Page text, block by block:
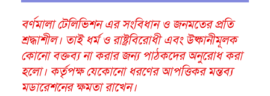
বর্ণমালা টেলিভিশন এর সংবিধান ও জনমতের প্রতি
শ্রদ্ধাশীল। তাই ধর্ম ও রাষ্ট্রবিরোধী এবং উষ্কানীমূলক
কোনো বক্তব্য না করার জন্য পাঠকদের অনুরোধ করা
হলো। কর্তৃপক্ষ যেকোনো ধরণের আপত্তিকর মন্তব্য
মডারেশনের ক্ষমতা রাখেন।